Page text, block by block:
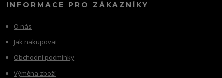
INFORMACE PRO ZÁKAZNÍKY
O nás
Jak nakupovat
Obchodní podmínky
Výměna zboží